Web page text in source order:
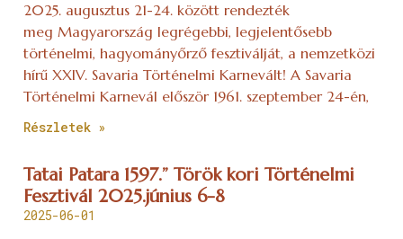
2025. augusztus 21-24. között rendezték
meg Magyarország legrégebbi, legjelentősebb
történelmi, hagyományőrző fesztiválját, a nemzetközi
hírű XXIV. Savaria Történelmi Karnevált! A Savaria
Történelmi Karnevál először 1961. szeptember 24-én,
Részletek »
Tatai Patara 1597.” Török kori Történelmi
Fesztivál 2025.június 6-8
2025-06-01